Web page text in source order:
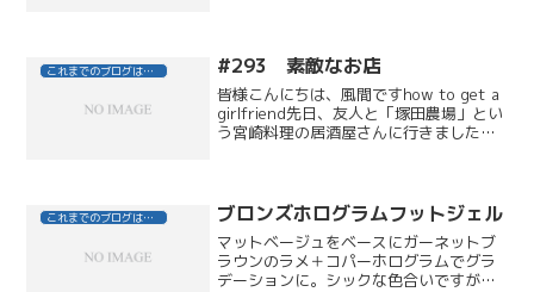
で放送している、「爆笑...
これまでのブログはこちら #293 素敵なお店
皆様こんにちは、風間ですhow to get a
girlfriend先日、友人と「塚田農場」とい
う宮崎料理の居酒屋さんに行きましたた
これまでのブログはこちら ブロンズホログラムフットジェル
マットベージュをベースにガーネットブ
ラウンのラメ＋コパーホログラムでグラ
デーションに。シックな色合いですが、